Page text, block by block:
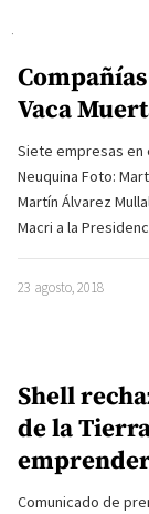
Vaca
Siete empresas en
Neuquina Foto:
Martín Álvarez
Macri a la
23 agosto, 2018
Shell
de la
Comunicado de